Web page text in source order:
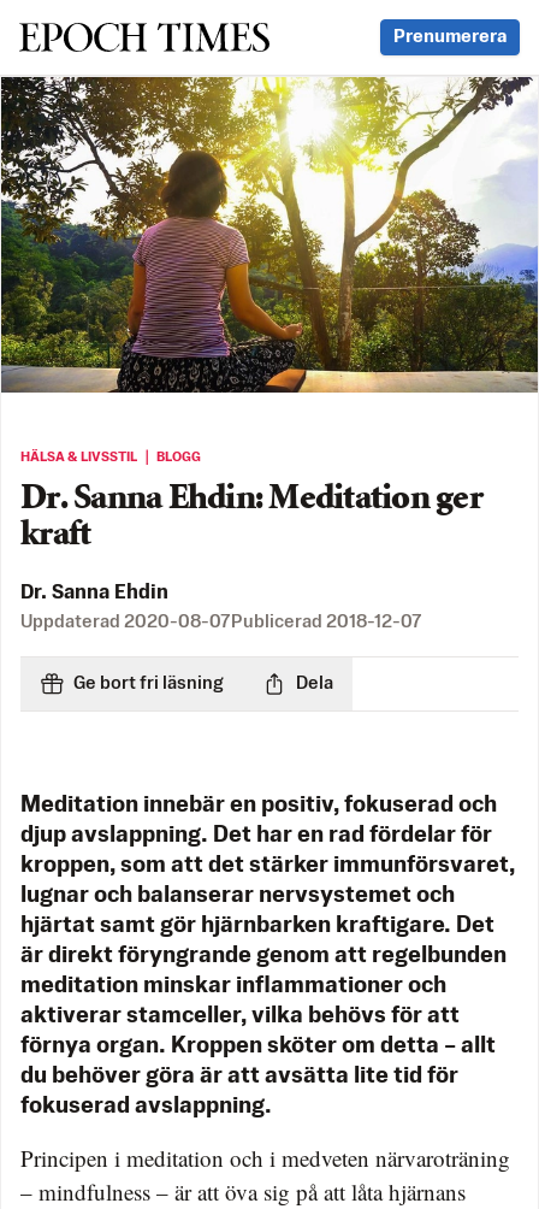
Svenska Epoch Times Prenumerera
HÄLSA & LIVSSTIL ｜ BLOGG
Dr. Sanna Ehdin: Meditation ger
kraft
Dr. Sanna Ehdin
Uppdaterad 2020-08-07 Publicerad 2018-12-07
Ge bort fri läsning Dela
Meditation innebär en positiv, fokuserad och
djup avslappning. Det har en rad fördelar för
kroppen, som att det stärker immunförsvaret,
lugnar och balanserar nervsystemet och
hjärtat samt gör hjärnbarken kraftigare. Det
är direkt föryngrande genom att regelbunden
meditation minskar inflammationer och
aktiverar stamceller, vilka behövs för att
förnya organ. Kroppen sköter om detta – allt
du behöver göra är att avsätta lite tid för
fokuserad avslappning.
Principen i meditation och i medveten närvaroträning
– mindfulness – är att öva sig på att låta hjärnans